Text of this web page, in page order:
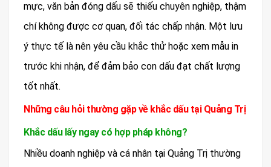
mực, văn bản đóng dấu sẽ thiếu chuyên nghiệp, thậm
chí không được cơ quan, đối tác chấp nhận. Một lưu
ý thực tế là nên yêu cầu khắc thử hoặc xem mẫu in
trước khi nhận, để đảm bảo con dấu đạt chất lượng
tốt nhất.
Những câu hỏi thường gặp về khắc dấu tại Quảng Trị
Khắc dấu lấy ngay có hợp pháp không?
Nhiều doanh nghiệp và cá nhân tại Quảng Trị thường